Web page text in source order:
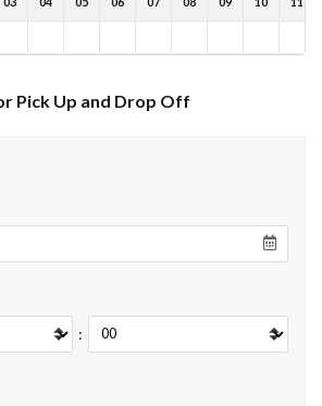
Pick Up and Drop Off
: